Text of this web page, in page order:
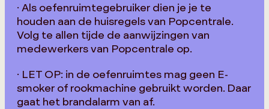
· Als oefenruimtegebruiker dien je je te
houden aan de huisregels van Popcentrale.
Volg te allen tijde de aanwijzingen van
medewerkers van Popcentrale op.
· LET OP: in de oefenruimtes mag geen E-
smoker of rookmachine gebruikt worden. Daar
gaat het brandalarm van af.